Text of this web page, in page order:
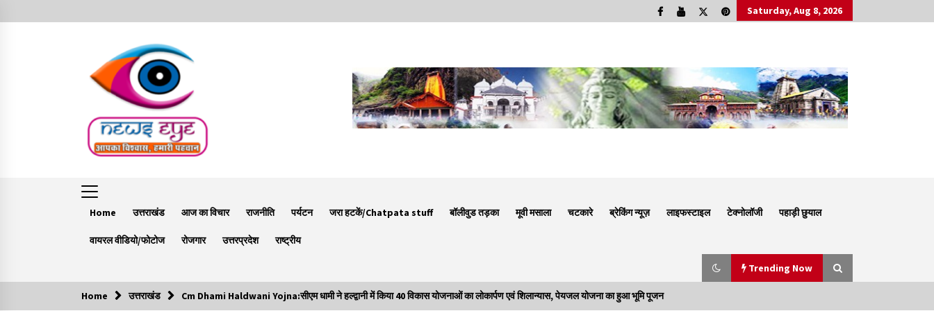
to
Saturday, Aug 8, 2026
Home उत्तराखंड आज का विचार राजनीति पर्यटन जरा हटकें/Chatpata stuff बॉलीवुड तड़का मूवी मसाला चटकारे ब्रेकिंग न्यूज़ लाइफस्टाइल टेक्नोलॉजी पहाड़ी छुयाल
वायरल वीडियो/फोटोज रोजगार उत्तरप्रदेश राष्ट्रीय
Trending Now
Trending Now
Home उत्तराखंड Cm Dhami Haldwani Yojna:सीएम धामी ने हल्द्वानी में किया 40 विकास योजनाओं का लोकार्पण एवं शिलान्यास, पेयजल योजना का हुआ भूमि पूजन